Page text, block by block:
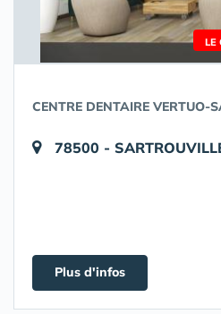
LE
CENTRE DENTAIRE VERTUO-
78500 -
Plus d'infos